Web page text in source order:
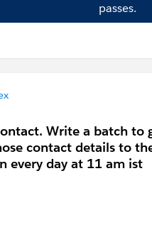
passes.
Write a batch to
contact details to
every day at 11 am ist